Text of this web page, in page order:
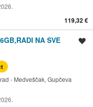
119,32 €
NA SVE
- Medveščak, Gupčeva